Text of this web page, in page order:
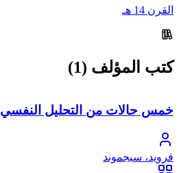
القرن 14 هـ
كتب المؤلف (1)
خمس حالات من التحليل النفسي
فرويد، سيجموند